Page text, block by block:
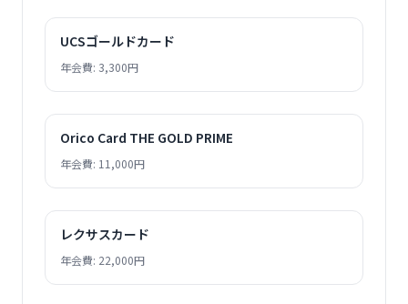
UCSゴールドカード
年会費: 3,300円
Orico Card THE GOLD PRIME
年会費: 11,000円
レクサスカード
年会費: 22,000円